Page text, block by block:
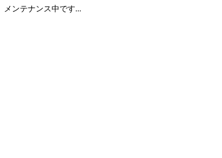
メンテナンス中です...